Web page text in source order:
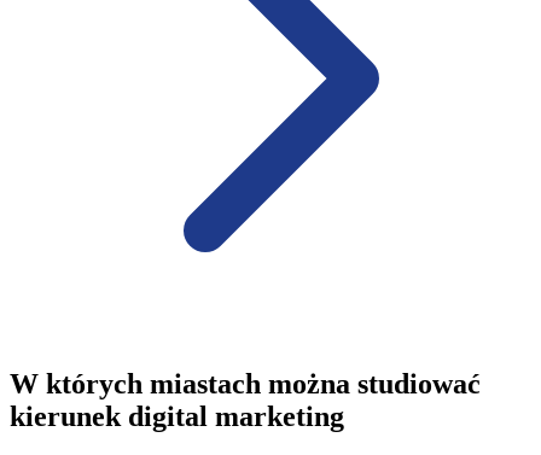
W których miastach można studiować
kierunek digital marketing